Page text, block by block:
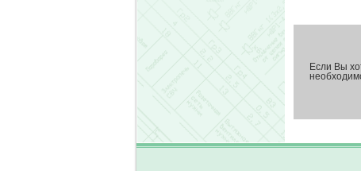
Если Вы